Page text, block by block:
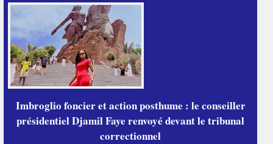
Imbroglio foncier et action posthume : le conseiller
présidentiel Djamil Faye renvoyé devant le tribunal
correctionnel